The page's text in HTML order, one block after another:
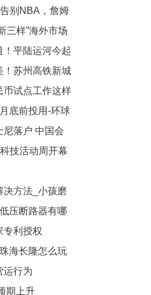
制措施事答记
别NBA，詹姆
位传奇！”
三样”海外市场
！平陆运河今起
！苏州高铁新城
币试点工作这样
底前投用-环球
尼落户 中国会
_环球微头条
技活动周开幕
决方法_小孩磨
压断路器有哪
专利授权
海长隆怎么玩
运行为
期上升